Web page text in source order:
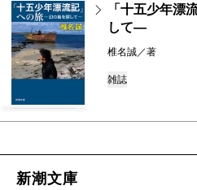
「十五少年漂
して―
椎名誠／著
雑誌
新潮文庫